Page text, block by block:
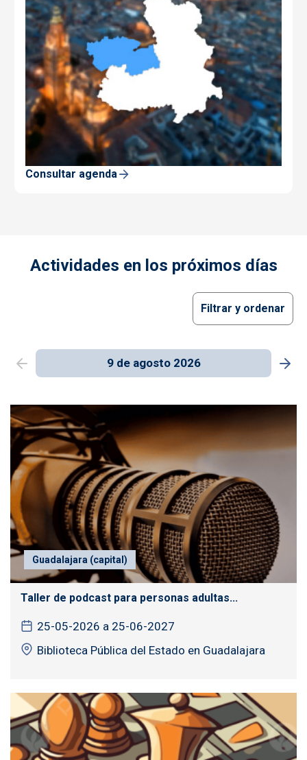
Consultar agenda
Actividades en los próximos días
9 de agosto 2026
Filtrar y ordenar
Guadalajara (capital)
Taller de podcast para personas adultas...
25-05-2026 a 25-06-2027
Biblioteca Pública del Estado en Guadalajara